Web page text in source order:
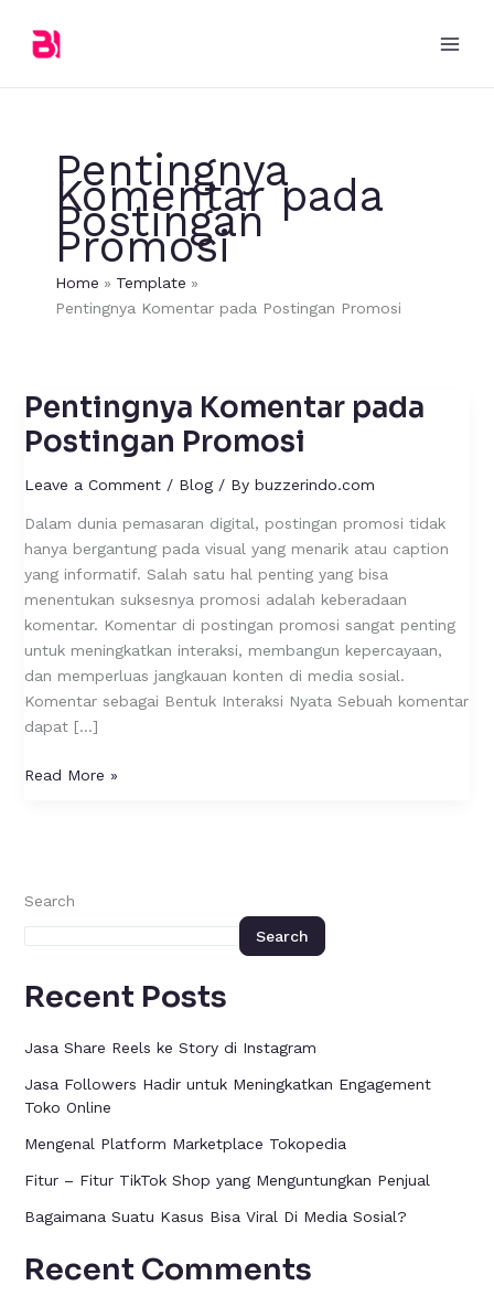
content
Pentingnya
Komentar pada
Postingan
Promosi
Home
Template
Pentingnya Komentar pada Postingan Promosi
Pentingnya Komentar pada
Postingan Promosi
Leave a Comment / Blog/ By buzzerindo.com
Dalam dunia pemasaran digital, postingan promosi tidak
hanya bergantung pada visual yang menarik atau caption
yang informatif. Salah satu hal penting yang bisa
menentukan suksesnya promosi adalah keberadaan
komentar. Komentar di postingan promosi sangat penting
untuk meningkatkan interaksi, membangun kepercayaan,
dan memperluas jangkauan konten di media sosial.
Komentar sebagai Bentuk Interaksi Nyata Sebuah komentar
dapat […]
Pentingnya
Komentar
pada
Postingan
Read More »
Search
Search
Recent Posts
Jasa Share Reels ke Story di Instagram
Jasa Followers Hadir untuk Meningkatkan Engagement
Toko Online
Mengenal Platform Marketplace Tokopedia
Fitur – Fitur TikTok Shop yang Menguntungkan Penjual
Bagaimana Suatu Kasus Bisa Viral Di Media Sosial?
Recent Comments